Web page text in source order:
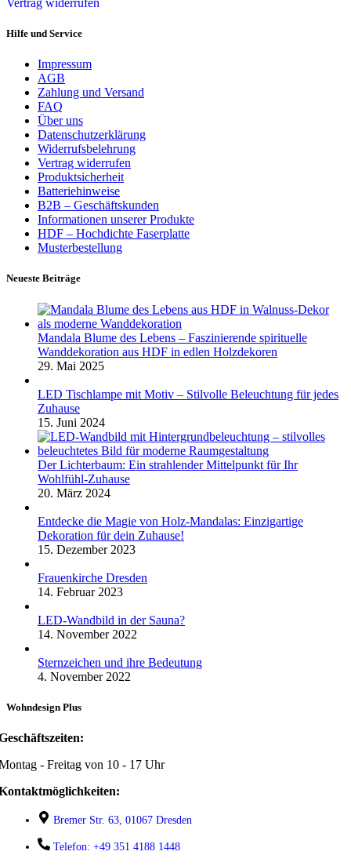
Vertrag widerrufen
Hilfe und Service
Impressum
AGB
Zahlung und Versand
FAQ
Über uns
Datenschutzerklärung
Widerrufsbelehrung
Vertrag widerrufen
Produktsicherheit
Batteriehinweise
B2B – Geschäftskunden
Informationen unserer Produkte
HDF – Hochdichte Faserplatte
Musterbestellung
Neueste Beiträge
Mandala Blume des Lebens – Faszinierende spirituelle
Wanddekoration aus HDF in edlen Holzdekoren
29. Mai 2025
LED Tischlampe mit Motiv – Stilvolle Beleuchtung für jedes
Zuhause
15. Juni 2024
Der Lichterbaum: Ein strahlender Mittelpunkt für Ihr
Wohlfühl-Zuhause
20. März 2024
Entdecke die Magie von Holz-Mandalas: Einzigartige
Dekoration für dein Zuhause!
15. Dezember 2023
Frauenkirche Dresden
14. Februar 2023
LED-Wandbild in der Sauna?
14. November 2022
Sternzeichen und ihre Bedeutung
4. November 2022
Wohndesign Plus
- Freitag von 10 - 17 Uhr
Bremer Str. 63, 01067 Dresden
Telefon: +49 351 4188 1448